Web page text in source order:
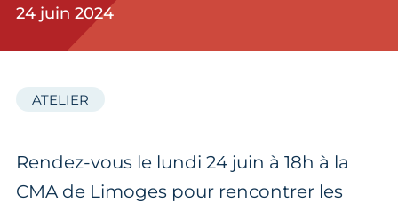
24 juin 2024
ATELIER
Rendez-vous le lundi 24 juin à 18h à la
CMA de Limoges pour rencontrer les